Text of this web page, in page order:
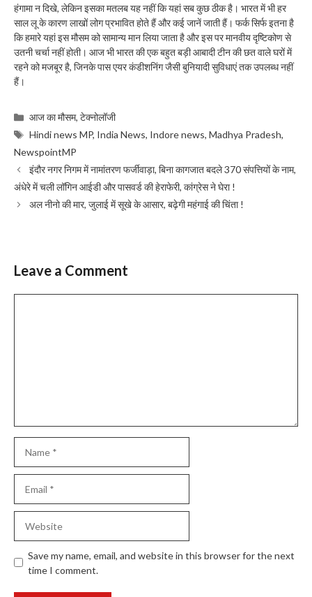
हंगामा न दिखे, लेकिन इसका मतलब यह नहीं कि यहां सब कुछ ठीक है। भारत में भी हर
साल लू के कारण लाखों लोग प्रभावित होते हैं और कई जानें जाती हैं। फर्क सिर्फ इतना है
कि हमारे यहां इस मौसम को सामान्य मान लिया जाता है और इस पर मानवीय दृष्टिकोण से
उतनी चर्चा नहीं होती। आज भी भारत की एक बहुत बड़ी आबादी टीन की छत वाले घरों में
रहने को मजबूर है, जिनके पास एयर कंडीशनिंग जैसी बुनियादी सुविधाएं तक उपलब्ध नहीं
हैं।
Categories
आज का मौसम,टेक्नोलॉजी
Tags
Hindi news MP, India News, Indore news,Madhya Pradesh,
NewspointMP
इंदौर नगर निगम में नामांतरण फर्जीवाड़ा, बिना कागजात बदले 370 संपत्तियों के नाम,
अंधेरे में चली लॉगिन आईडी और पासवर्ड की हेराफेरी, कांग्रेस ने घेरा !
अल नीनो की मार, जुलाई में सूखे के आसार, बढ़ेगी महंगाई की चिंता !
Leave a Comment
Save my name, email, and website in this browser for the next
time I comment.